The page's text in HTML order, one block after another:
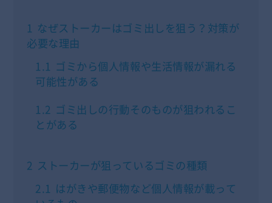
1 なぜストーカーはゴミ出しを狙う？対策が
必要な理由
1.1 ゴミから個人情報や生活情報が漏れる
可能性がある
1.2 ゴミ出しの行動そのものが狙われるこ
とがある
2 ストーカーが狙っているゴミの種類
2.1 はがきや郵便物など個人情報が載って